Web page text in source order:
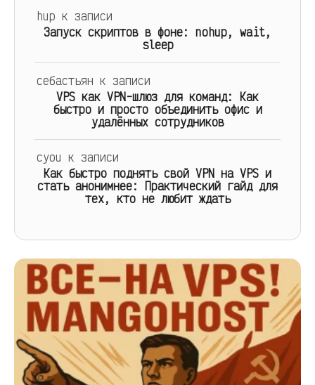
hup к записи
Запуск скриптов в фоне: nohup, wait,
sleep
себастьян к записи
VPS как VPN-шлюз для команд: Как
быстро и просто объединить офис и
удалённых сотрудников
cyou к записи
Как быстро поднять свой VPN на VPS и
стать анонимнее: Практический гайд для
тех, кто не любит ждать